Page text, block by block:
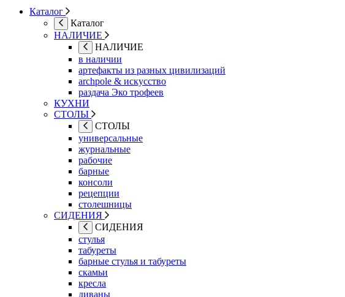
Каталог
Каталог
НАЛИЧИЕ
НАЛИЧИЕ
в наличии
артефакты из разных цивилизаций
archpole & искусство
раздача Эко трофеев
КУХНИ
СТОЛЫ
СТОЛЫ
универсальные
журнальные
рабочие
барные
консоли
рецепции
столешницы
СИДЕНИЯ
СИДЕНИЯ
стулья
табуреты
барные стулья и табуреты
скамьи
кресла
диваны